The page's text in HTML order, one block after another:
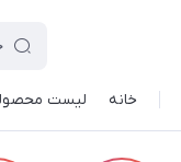
خانه لیست